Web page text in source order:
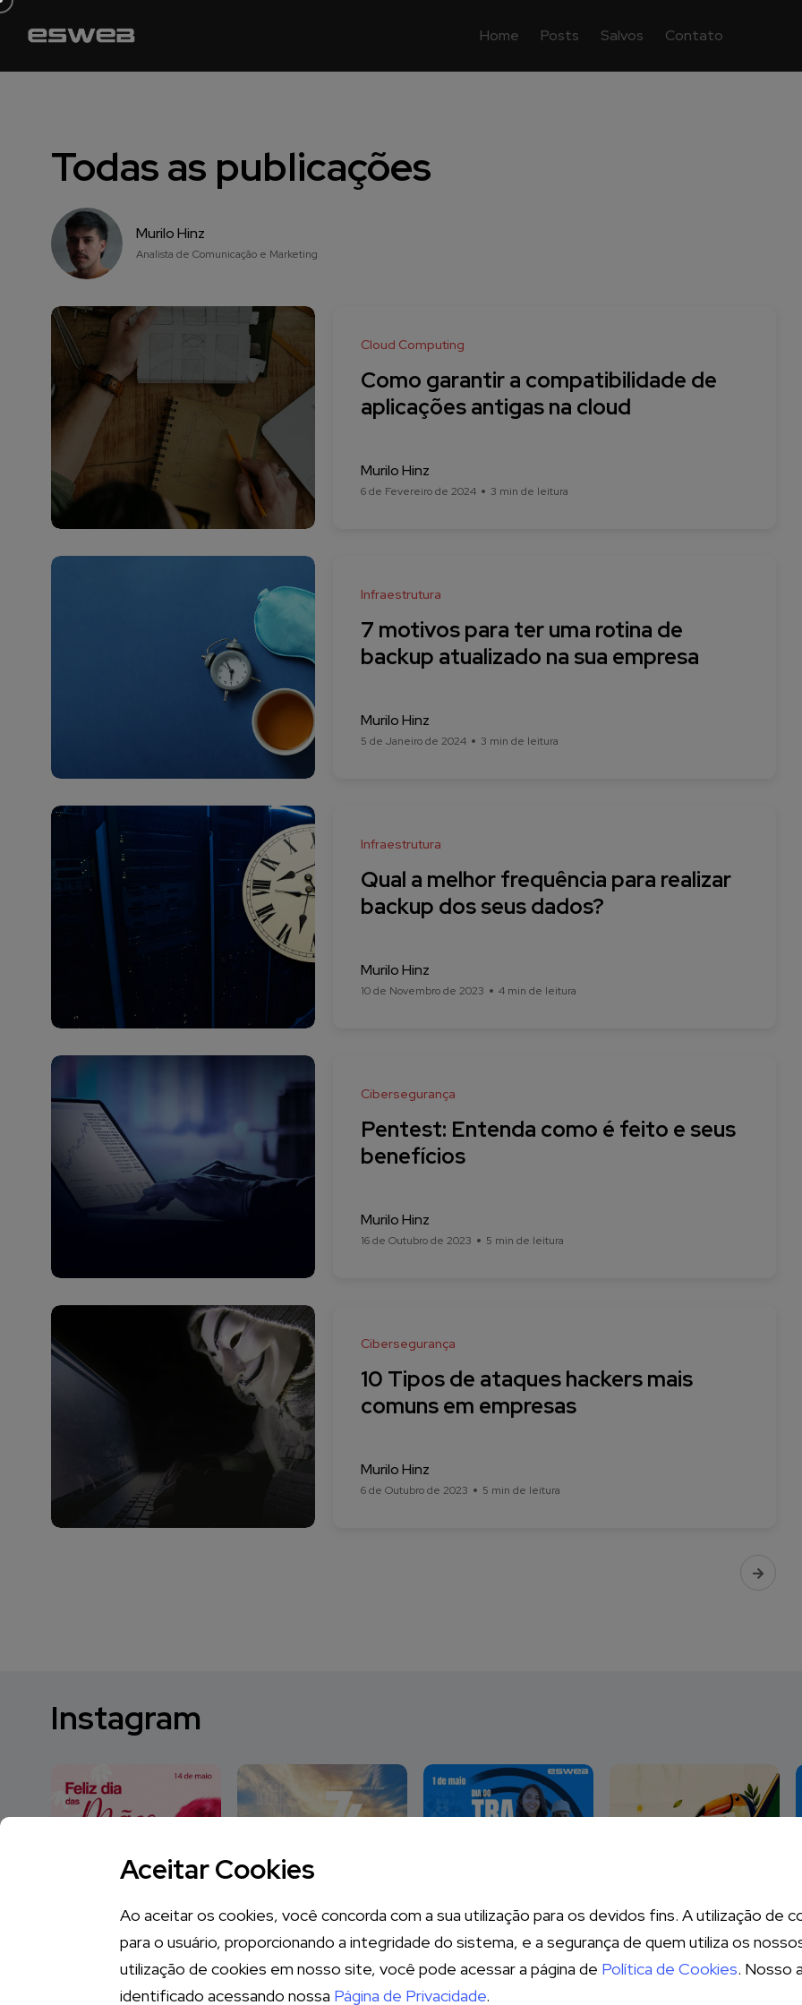
Aceitar Cookies
Ao aceitar os cookies, você concorda com a sua utilização para os devidos fins. A utilização de
para o usuário, proporcionando a integridade do sistema, e a segurança de quem utiliza os
utilização de cookies em nosso site, você pode acessar a página de Política de Cookies. Nosso
identificado acessando nossa Página de Privacidade.
Home Posts Salvos Contato
Todas as publicações
Murilo Hinz
Analista de Comunicação e Marketing
Cloud Computing
Como garantir a compatibilidade de
aplicações antigas na cloud
Murilo Hinz
6 de Fevereiro de 2024 3 min de leitura
Infraestrutura
7 motivos para ter uma rotina de
backup atualizado na sua empresa
Murilo Hinz
5 de Janeiro de 2024 3 min de leitura
Infraestrutura
Qual a melhor frequência para realizar
backup dos seus dados?
Murilo Hinz
10 de Novembro de 2023 4 min de leitura
Cibersegurança
Pentest: Entenda como é feito e seus
benefícios
Murilo Hinz
16 de Outubro de 2023 5 min de leitura
Cibersegurança
10 Tipos de ataques hackers mais
comuns em empresas
Murilo Hinz
6 de Outubro de 2023 5 min de leitura
Instagram